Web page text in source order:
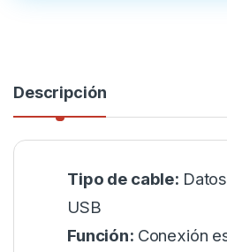
Descripción
Tipo de cable:
USB
Función: Conexión